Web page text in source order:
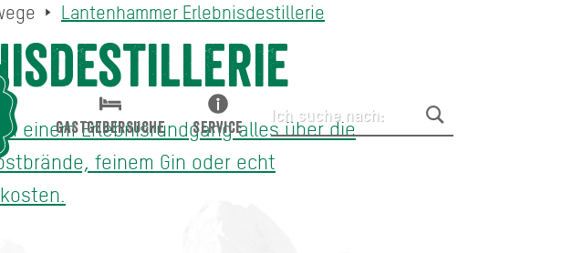
Lantenhammer Erlebnisdestillerie
einem Erlebnisrundgang alles über die
feinem Gin oder echt
GASTGEBERSUCHE SERVICE